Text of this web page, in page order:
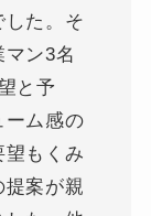
した。そ
ン3名
と予
ーム感の
望もくみ
案が親